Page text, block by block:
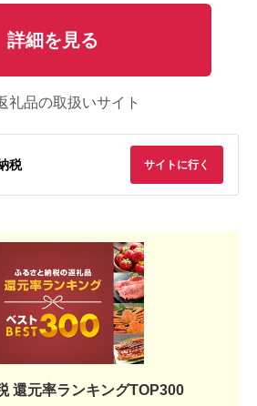
詳細を見る
礼品の取扱いサイト
税 サイトに行く
還元率ランキングTOP300